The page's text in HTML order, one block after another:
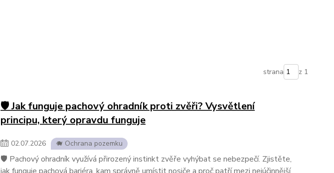
strana z 1
🛡️ Jak funguje pachový ohradník proti zvěři? Vysvětlení
principu, který opravdu funguje
02.07.2026 🐗 Ochrana pozemku
🛡️ Pachový ohradník využívá přirozený instinkt zvěře vyhýbat se nebezpečí. Zjistěte,